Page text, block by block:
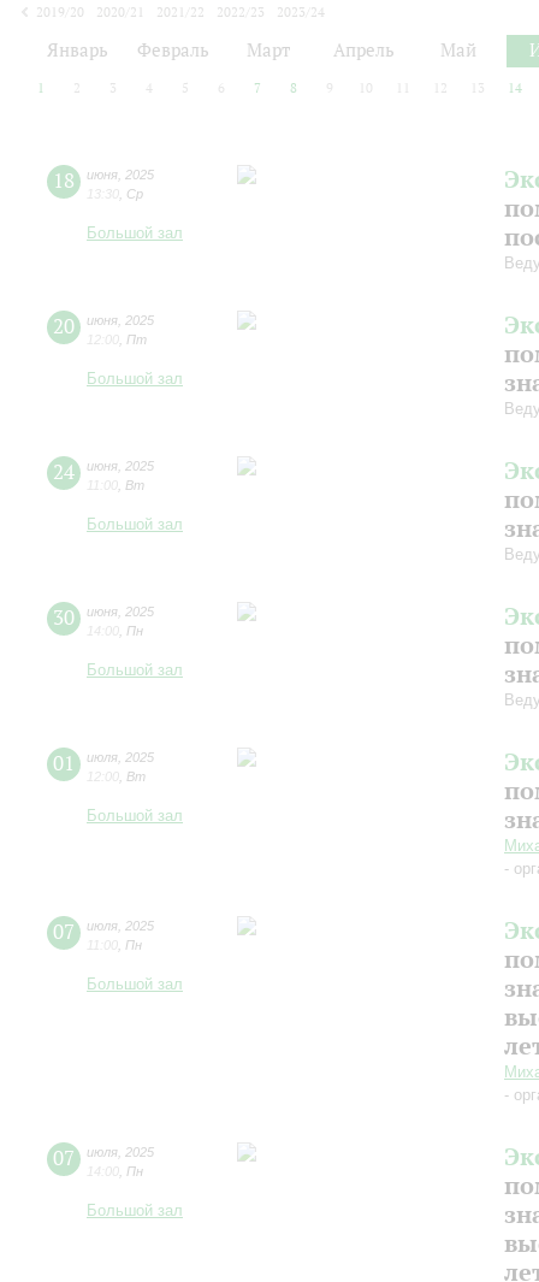
2019/20
2020/21 2021/22 2022/23
2023/24
Январь Февраль Март Апрель Май
1 2 3 4 5 6 7 8 9 10 12 13 14
18 июня 2025
13:30 Ср
Большой зал
20 июня 2025
12:00 Пт
Большой зал
24 июня 2025
11:00 Вт
Большой зал
30 июня 2025
14:00 Пн
Большой зал
01 июля 2025
12:00 Вт
Большой зал
-
07 июля 2025
11:00 Пн
Большой зал
-
07 июля 2025
14:00 Пн
Большой зал